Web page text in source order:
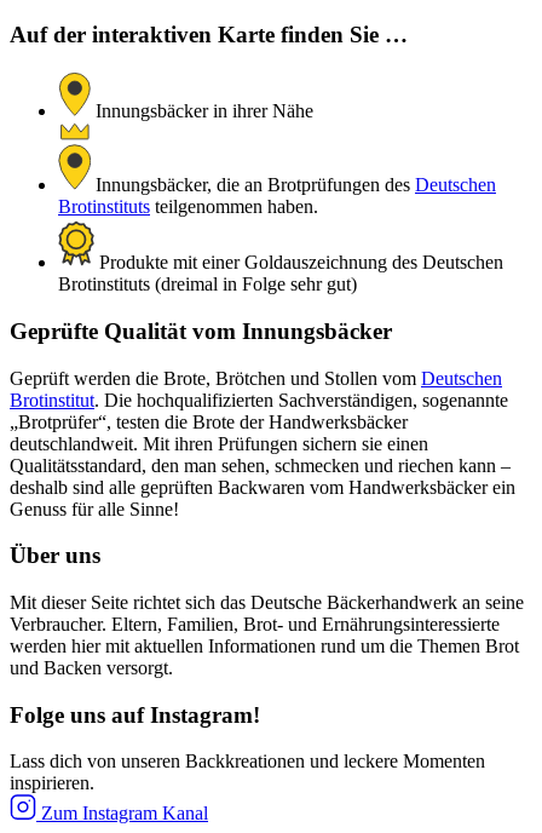
Auf der interaktiven Karte finden Sie …
Innungsbäcker in ihrer Nähe
Innungsbäcker, die an Brotprüfungen des Deutschen
Brotinstituts teilgenommen haben.
Produkte mit einer Goldauszeichnung des Deutschen
Brotinstituts (dreimal in Folge sehr gut)
Geprüfte Qualität vom Innungsbäcker
Geprüft werden die Brote, Brötchen und Stollen vom Deutschen
Brotinstitut. Die hochqualifizierten Sachverständigen, sogenannte
„Brotprüfer“, testen die Brote der Handwerksbäcker
deutschlandweit. Mit ihren Prüfungen sichern sie einen
Qualitätsstandard, den man sehen, schmecken und riechen kann –
deshalb sind alle geprüften Backwaren vom Handwerksbäcker ein
Genuss für alle Sinne!
Über uns
Mit dieser Seite richtet sich das Deutsche Bäckerhandwerk an seine
Verbraucher. Eltern, Familien, Brot- und Ernährungsinteressierte
werden hier mit aktuellen Informationen rund um die Themen Brot
und Backen versorgt.
Folge uns auf Instagram!
Lass dich von unseren Backkreationen und leckere Momenten
inspirieren.
Zum Instagram Kanal